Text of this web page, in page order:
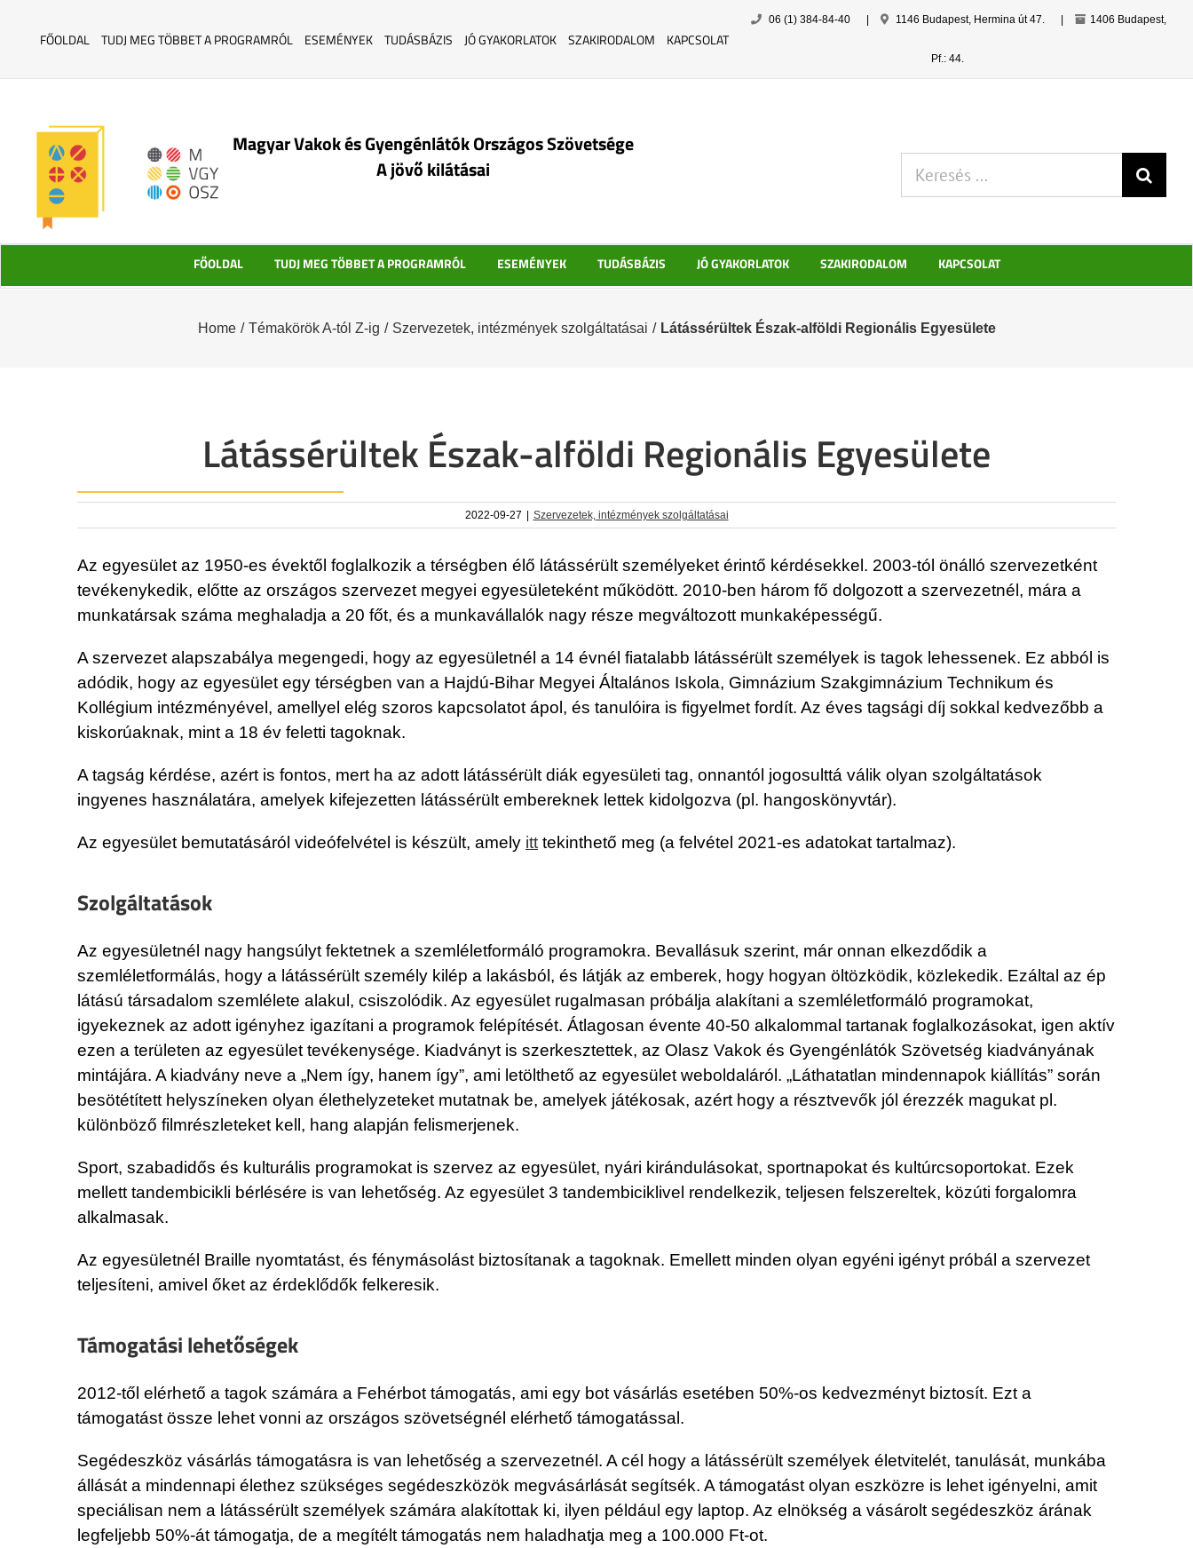
to
FŐOLDAL TUDJ MEG TÖBBET A PROGRAMRÓL ESEMÉNYEK TUDÁSBÁZIS JÓ GYAKORLATOK SZAKIRODALOM KAPCSOLAT
06 (1) 384-84-40 1146 Budapest, Hermina út 47. 1406 Budapest,
Pf.: 44.
Magyar Vakok és Gyengénlátók Országos Szövetsége
A jövő kilátásai
FŐOLDAL TUDJ MEG TÖBBET A PROGRAMRÓL ESEMÉNYEK TUDÁSBÁZIS JÓ GYAKORLATOK SZAKIRODALOM KAPCSOLAT
Home / Témakörök A-tól Z-ig / Szervezetek, intézmények szolgáltatásai / Látássérültek Észak-alföldi Regionális Egyesülete
Látássérültek Észak-alföldi Regionális Egyesülete
2022-09-27 | Szervezetek, intézmények szolgáltatásai
Az egyesület az 1950-es évektől foglalkozik a térségben élő látássérült személyeket érintő kérdésekkel. 2003-tól önálló szervezetként
tevékenykedik, előtte az országos szervezet megyei egyesületeként működött. 2010-ben három fő dolgozott a szervezetnél, mára a
munkatársak száma meghaladja a 20 főt, és a munkavállalók nagy része megváltozott munkaképességű.
A szervezet alapszabálya megengedi, hogy az egyesületnél a 14 évnél fiatalabb látássérült személyek is tagok lehessenek. Ez abból is
adódik, hogy az egyesület egy térségben van a Hajdú-Bihar Megyei Általános Iskola, Gimnázium Szakgimnázium Technikum és
Kollégium intézményével, amellyel elég szoros kapcsolatot ápol, és tanulóira is figyelmet fordít. Az éves tagsági díj sokkal kedvezőbb a
kiskorúaknak, mint a 18 év feletti tagoknak.
A tagság kérdése, azért is fontos, mert ha az adott látássérült diák egyesületi tag, onnantól jogosulttá válik olyan szolgáltatások
ingyenes használatára, amelyek kifejezetten látássérült embereknek lettek kidolgozva (pl. hangoskönyvtár).
Az egyesület bemutatásáról videófelvétel is készült, amely itt tekinthető meg (a felvétel 2021-es adatokat tartalmaz).
Szolgáltatások
Az egyesületnél nagy hangsúlyt fektetnek a szemléletformáló programokra. Bevallásuk szerint, már onnan elkezdődik a
szemléletformálás, hogy a látássérült személy kilép a lakásból, és látják az emberek, hogy hogyan öltözködik, közlekedik. Ezáltal az ép
látású társadalom szemlélete alakul, csiszolódik. Az egyesület rugalmasan próbálja alakítani a szemléletformáló programokat,
igyekeznek az adott igényhez igazítani a programok felépítését. Átlagosan évente 40-50 alkalommal tartanak foglalkozásokat, igen aktív
ezen a területen az egyesület tevékenysége. Kiadványt is szerkesztettek, az Olasz Vakok és Gyengénlátók Szövetség kiadványának
mintájára. A kiadvány neve a „Nem így, hanem így”, ami letölthető az egyesület weboldaláról. „Láthatatlan mindennapok kiállítás” során
besötétített helyszíneken olyan élethelyzeteket mutatnak be, amelyek játékosak, azért hogy a résztvevők jól érezzék magukat pl.
különböző filmrészleteket kell, hang alapján felismerjenek.
Sport, szabadidős és kulturális programokat is szervez az egyesület, nyári kirándulásokat, sportnapokat és kultúrcsoportokat. Ezek
mellett tandembicikli bérlésére is van lehetőség. Az egyesület 3 tandembiciklivel rendelkezik, teljesen felszereltek, közúti forgalomra
alkalmasak.
Az egyesületnél Braille nyomtatást, és fénymásolást biztosítanak a tagoknak. Emellett minden olyan egyéni igényt próbál a szervezet
teljesíteni, amivel őket az érdeklődők felkeresik.
Támogatási lehetőségek
2012-től elérhető a tagok számára a Fehérbot támogatás, ami egy bot vásárlás esetében 50%-os kedvezményt biztosít. Ezt a
támogatást össze lehet vonni az országos szövetségnél elérhető támogatással.
Segédeszköz vásárlás támogatásra is van lehetőség a szervezetnél. A cél hogy a látássérült személyek életvitelét, tanulását, munkába
állását a mindennapi élethez szükséges segédeszközök megvásárlását segítsék. A támogatást olyan eszközre is lehet igényelni, amit
speciálisan nem a látássérült személyek számára alakítottak ki, ilyen például egy laptop. Az elnökség a vásárolt segédeszköz árának
legfeljebb 50%-át támogatja, de a megítélt támogatás nem haladhatja meg a 100.000 Ft-ot.